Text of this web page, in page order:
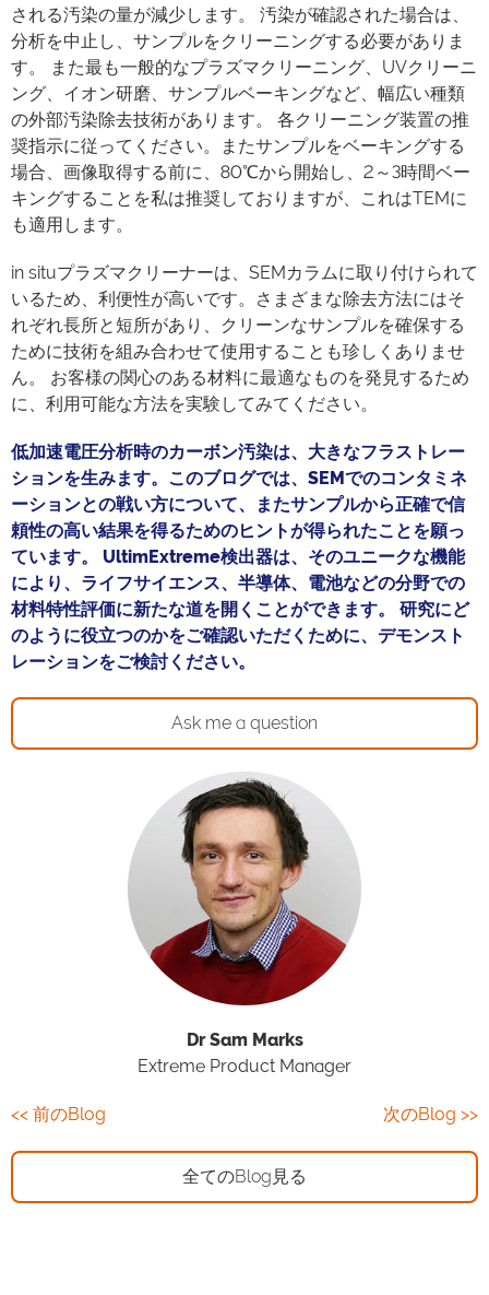
される汚染の量が減少します。 汚染が確認された場合は、
分析を中止し、サンプルをクリーニングする必要がありま
す。 また最も一般的なプラズマクリーニング、UVクリーニ
ング、イオン研磨、サンプルベーキングなど、幅広い種類
の外部汚染除去技術があります。 各クリーニング装置の推
奨指示に従ってください。またサンプルをベーキングする
場合、画像取得する前に、80℃から開始し、2～3時間ベー
キングすることを私は推奨しておりますが、これはTEMに
も適用します。
in situプラズマクリーナーは、SEMカラムに取り付けられて
いるため、利便性が高いです。さまざまな除去方法にはそ
れぞれ長所と短所があり、クリーンなサンプルを確保する
ために技術を組み合わせて使用することも珍しくありませ
ん。 お客様の関心のある材料に最適なものを発見するため
に、利用可能な方法を実験してみてください。
低加速電圧分析時のカーボン汚染は、大きなフラストレー
ションを生みます。このブログでは、SEMでのコンタミネ
ーションとの戦い方について、またサンプルから正確で信
頼性の高い結果を得るためのヒントが得られたことを願っ
ています。 UltimExtreme検出器は、そのユニークな機能
により、ライフサイエンス、半導体、電池などの分野での
材料特性評価に新たな道を開くことができます。 研究にど
のように役立つのかをご確認いただくために、デモンスト
レーションをご検討ください。
Ask me a question
Dr Sam Marks
Extreme Product Manager
<< 前のBlog 次のBlog >>
全てのBlog見る